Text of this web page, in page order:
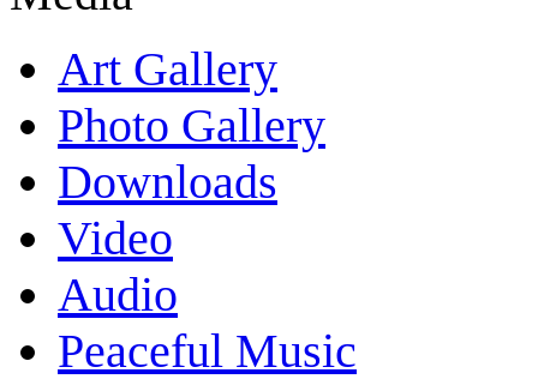
Art Gallery
Photo Gallery
Downloads
Video
Audio
Peaceful Music